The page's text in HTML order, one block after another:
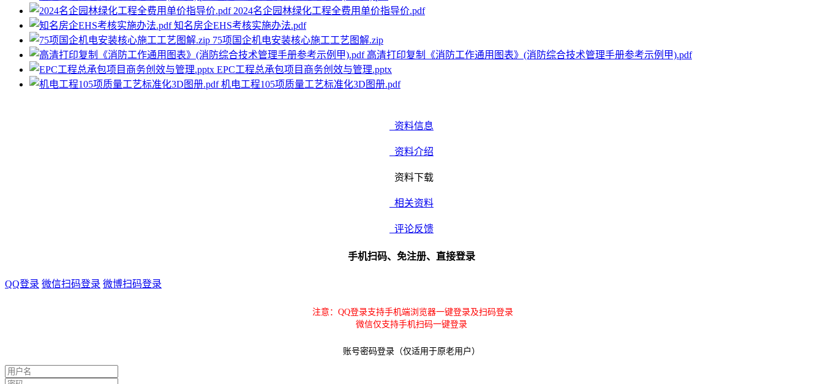
2024名企园林绿化工程全费用单价指导价.pdf
知名房企EHS考核实施办法.pdf
75项国企机电安装核心施工工艺图解.zip
高清打印复制《消防工作通用图表》(消防综合技术管理手册参考示例甲).pdf
EPC工程总承包项目商务创效与管理.pptx
机电工程105项质量工艺标准化3D图册.pdf
资料信息
资料介绍
资料下载
相关资料
评论反馈
手机扫码、免注册、直接登录
QQ登录 微信扫码登录 微博扫码登录
注意：QQ登录支持手机端浏览器一键登录及扫码登录
微信仅支持手机扫码一键登录
账号密码登录（仅适用于原老用户）